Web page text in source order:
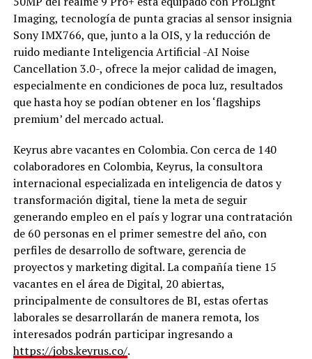
Imaging, tecnología de punta gracias al sensor insignia
Sony IMX766, que, junto a la OIS, y la reducción de
ruido mediante Inteligencia Artificial -AI Noise
Cancellation 3.0-, ofrece la mejor calidad de imagen,
especialmente en condiciones de poca luz, resultados
que hasta hoy se podían obtener en los ‘flagships
premium’ del mercado actual.
Keyrus abre vacantes en Colombia. Con cerca de 140
colaboradores en Colombia, Keyrus, la consultora
internacional especializada en inteligencia de datos y
transformación digital, tiene la meta de seguir
generando empleo en el país y lograr una contratación
de 60 personas en el primer semestre del año, con
perfiles de desarrollo de software, gerencia de
proyectos y marketing digital. La compañía tiene 15
vacantes en el área de Digital, 20 abiertas,
principalmente de consultores de BI, estas ofertas
laborales se desarrollarán de manera remota, los
interesados podrán participar ingresando a
https://jobs.keyrus.co/.